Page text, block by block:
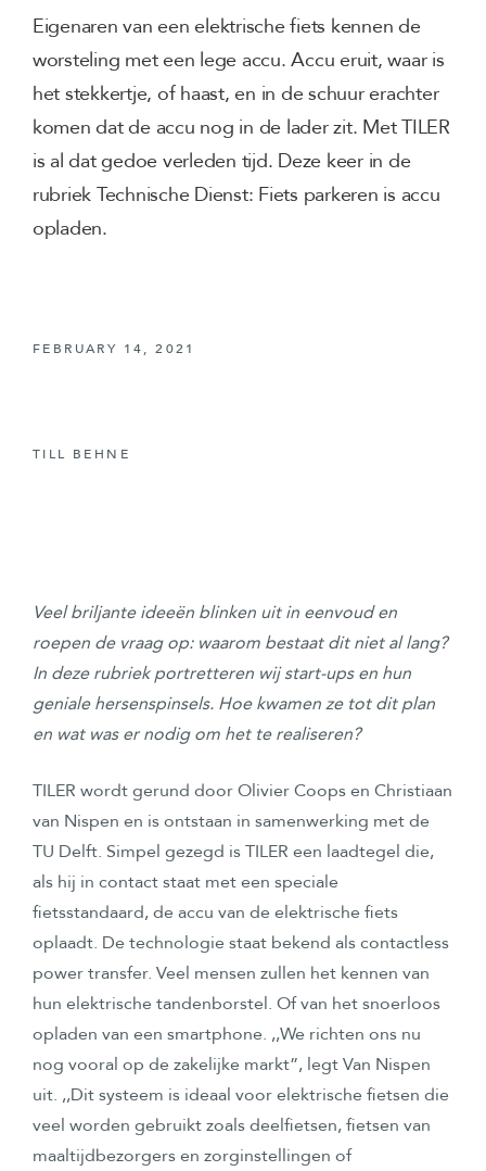
Eigenaren van een elektrische fiets kennen de
worsteling met een lege accu. Accu eruit, waar is
het stekkertje, of haast, en in de schuur erachter
komen dat de accu nog in de lader zit. Met TILER
is al dat gedoe verleden tijd. Deze keer in de
rubriek Technische Dienst: Fiets parkeren is accu
opladen.
FEBRUARY 14, 2021
TILL BEHNE
Veel briljante ideeën blinken uit in eenvoud en
roepen de vraag op: waarom bestaat dit niet al lang?
In deze rubriek portretteren wij start-ups en hun
geniale hersenspinsels. Hoe kwamen ze tot dit plan
en wat was er nodig om het te realiseren?
TILER wordt gerund door Olivier Coops en Christiaan
van Nispen en is ontstaan in samenwerking met de
TU Delft. Simpel gezegd is TILER een laadtegel die,
als hij in contact staat met een speciale
fietsstandaard, de accu van de elektrische fiets
oplaadt. De technologie staat bekend als contactless
power transfer. Veel mensen zullen het kennen van
hun elektrische tandenborstel. Of van het snoerloos
opladen van een smartphone. ,,We richten ons nu
nog vooral op de zakelijke markt”, legt Van Nispen
uit. ,,Dit systeem is ideaal voor elektrische fietsen die
veel worden gebruikt zoals deelfietsen, fietsen van
maaltijdbezorgers en zorginstellingen of